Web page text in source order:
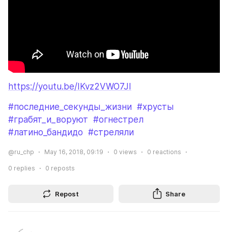
https://youtu.be/IKvz2VWO7JI
#последние_секунды_жизни #хрусты
#грабят_и_воруют #огнестрел
#латино_бандидо #стреляли
@ru_chp May 16, 2018, 09:19 0 views 0 reactions
0 replies 0 reposts
Repost Share